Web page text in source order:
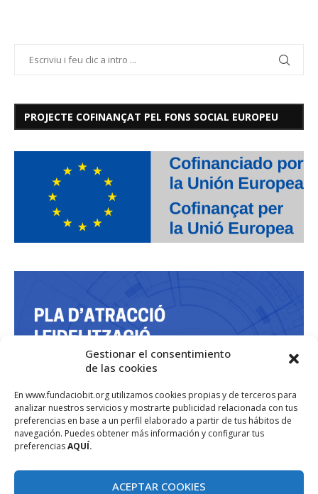
Gestionar el consentimiento
de las cookies
En www.fundaciobit.org utilizamos cookies propias y de terceros para
analizar nuestros servicios y mostrarte publicidad relacionada con tus
preferencias en base a un perfil elaborado a partir de tus hábitos de
navegación. Puedes obtener más información y configurar tus
preferenciasAQUÍ.
ACEPTAR COOKIES
PROJECTE COFINANÇAT PEL FONS SOCIAL EUROPEU